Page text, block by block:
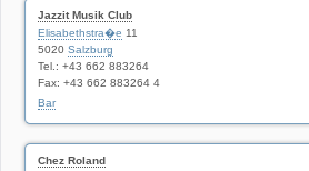
Jazzit Musik Club
Elisabethstra�e 11
5020 Salzburg
Tel.: +43 662 883264
Fax: +43 662 883264 4
Bar
Chez Roland